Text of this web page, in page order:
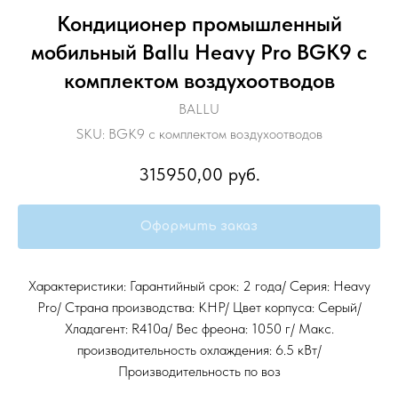
Кондиционер промышленный
мобильный Ballu Heavy Pro BGK9 с
комплектом воздухоотводов
BALLU
SKU: BGK9 с комплектом воздухоотводов
315950,00 руб.
Оформить заказ
Характеристики: Гарантийный срок: 2 года/ Серия: Heavy
Pro/ Страна производства: КНР/ Цвет корпуса: Серый/
Хладагент: R410a/ Вес фреона: 1050 г/ Макс.
производительность охлаждения: 6.5 кВт/
Производительность по воз